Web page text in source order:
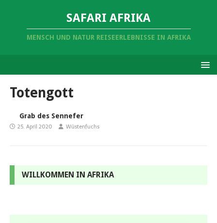
SAFARI AFRIKA
MENSCH UND NATUR REISEERLEBNISSE IN AFRIKA
Totengott
Grab des Sennefer
25. April 2020 Wüstenfuchs
WILLKOMMEN IN AFRIKA